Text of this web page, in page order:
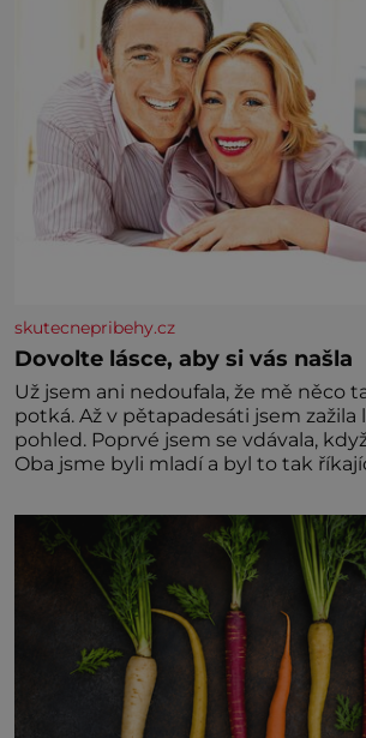
skutecnepribehy.cz
Dovolte lásce, aby si vás našla
Už jsem ani nedoufala, že mě něco
potká. Až v pětapadesáti jsem zažila
pohled. Poprvé jsem se vdávala,
Oba jsme byli mladí a byl to tak
zaopatřený mladý muž. Manželství
nesvědčilo, brzy jsme zjistili, že